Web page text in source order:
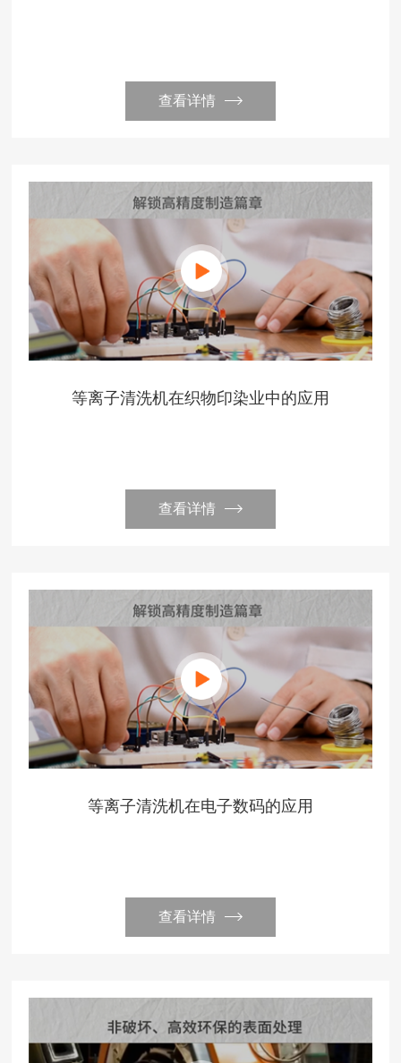
查看详情
等离子清洗机在织物印染业中的应用
查看详情
等离子清洗机在电子数码的应用
查看详情